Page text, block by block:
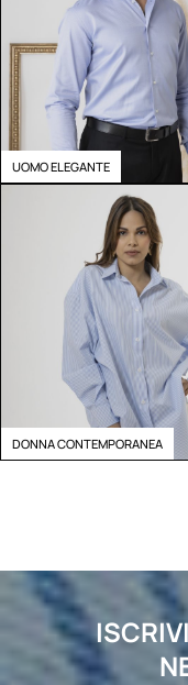
UOMO ELEGANTE
DONNA CONTEMPORANEA